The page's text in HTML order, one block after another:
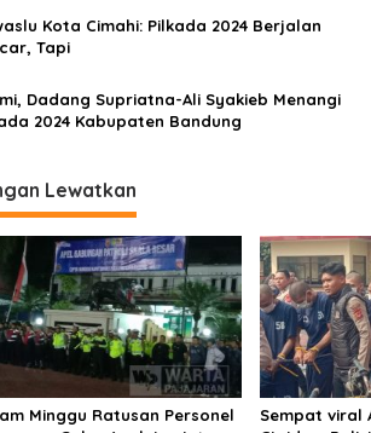
o
s
Kota Cimahi: Pilkada 2024 Berjalan
Tapi
Dadang Supriatna-Ali Syakieb Menangi
2024 Kabupaten Bandung
Lewatkan
Minggu Ratusan Personel
Sempat viral